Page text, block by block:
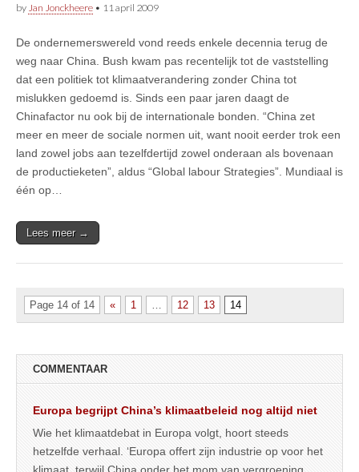
by Jan Jonckheere • 11 april 2009
De ondernemerswereld vond reeds enkele decennia terug de
weg naar China. Bush kwam pas recentelijk tot de vaststelling
dat een politiek tot klimaatverandering zonder China tot
mislukken gedoemd is. Sinds een paar jaren daagt de
Chinafactor nu ook bij de internationale bonden. “China zet
meer en meer de sociale normen uit, want nooit eerder trok een
land zowel jobs aan tezelfdertijd zowel onderaan als bovenaan
de productieketen”, aldus “Global labour Strategies”. Mundiaal is
één op…
Lees meer →
Page 14 of 14 « 1 12 13 14
COMMENTAAR
Europa begrijpt China’s klimaatbeleid nog altijd niet
Wie het klimaatdebat in Europa volgt, hoort steeds
hetzelfde verhaal. ‘Europa offert zijn industrie op voor het
klimaat, terwijl China onder het mom van vergroening